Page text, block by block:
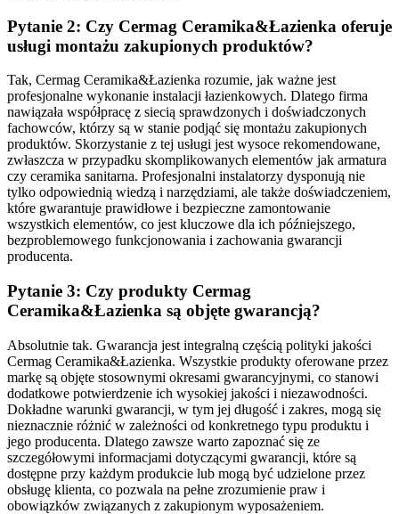
Pytanie 2: Czy Cermag Ceramika&Łazienka oferuje
usługi montażu zakupionych produktów?
Tak, Cermag Ceramika&Łazienka rozumie, jak ważne jest
profesjonalne wykonanie instalacji łazienkowych. Dlatego firma
nawiązała współpracę z siecią sprawdzonych i doświadczonych
fachowców, którzy są w stanie podjąć się montażu zakupionych
produktów. Skorzystanie z tej usługi jest wysoce rekomendowane,
zwłaszcza w przypadku skomplikowanych elementów jak armatura
czy ceramika sanitarna. Profesjonalni instalatorzy dysponują nie
tylko odpowiednią wiedzą i narzędziami, ale także doświadczeniem,
które gwarantuje prawidłowe i bezpieczne zamontowanie
wszystkich elementów, co jest kluczowe dla ich późniejszego,
bezproblemowego funkcjonowania i zachowania gwarancji
producenta.
Pytanie 3: Czy produkty Cermag
Ceramika&Łazienka są objęte gwarancją?
Absolutnie tak. Gwarancja jest integralną częścią polityki jakości
Cermag Ceramika&Łazienka. Wszystkie produkty oferowane przez
markę są objęte stosownymi okresami gwarancyjnymi, co stanowi
dodatkowe potwierdzenie ich wysokiej jakości i niezawodności.
Dokładne warunki gwarancji, w tym jej długość i zakres, mogą się
nieznacznie różnić w zależności od konkretnego typu produktu i
jego producenta. Dlatego zawsze warto zapoznać się ze
szczegółowymi informacjami dotyczącymi gwarancji, które są
dostępne przy każdym produkcie lub mogą być udzielone przez
obsługę klienta, co pozwala na pełne zrozumienie praw i
obowiązków związanych z zakupionym wyposażeniem.